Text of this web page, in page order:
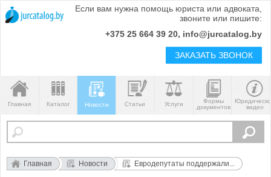
Если вам нужна помощь юриста или адвоката,
звоните или пишите:
+375 25 664 39 20, info@jurcatalog.by
ЗАКАЗАТЬ ЗВОНОК
Главная Каталог Новости Статьи Услуги
Формы
документов
видео
Главная Новости Евродепутаты поддержали...